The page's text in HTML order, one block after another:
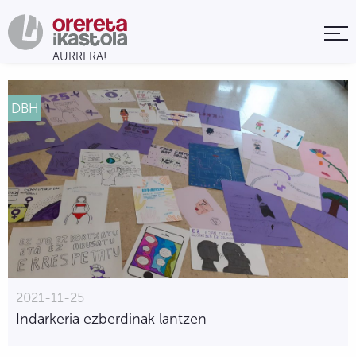
DBH
2021-11-25
Indarkeria ezberdinak lantzen